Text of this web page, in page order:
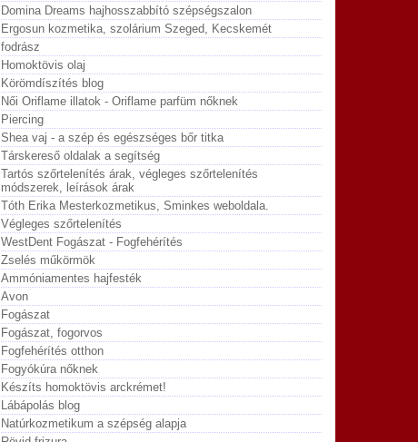
Domina Dreams hajhosszabbító szépségszalon
Ergosun kozmetika, szolárium Szeged, Kecskemét
fodrász
Homoktövis olaj
Körömdíszítés blog
Női Oriflame illatok - Oriflame parfüm nőknek
Piercing
Shea vaj - a szép és egészséges bőr titka
Társkereső oldalak a segítség
Tartós szőrtelenítés árak, végleges szőrtelenítés
módszerek, leírások árak
Tóth Erika Mesterkozmetikus, Sminkes weboldala.
Végleges szőrtelenítés
WestDent Fogászat - Fogfehérítés
Zselés műkörmök
Ammóniamentes hajfesték
Avon
Fogászat
Fogászat, fogorvos
Fogfehérítés otthon
Fogyókúra nőknek
Készíts homoktövis arckrémet!
Lábápolás blog
Natúrkozmetikum a szépség alapja